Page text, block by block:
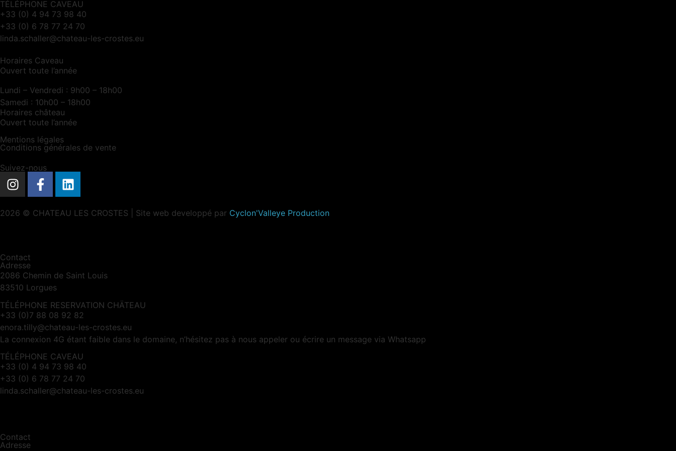
TÉLÉPHONE CAVEAU
+33 (0) 4 94 73 98 40
+33 (0) 6 78 77 24 70
linda.schaller@chateau-les-crostes.eu
Horaires Caveau
Ouvert toute l’année
Lundi – Vendredi : 9h00 – 18h00
Samedi : 10h00 – 18h00
Horaires château
Ouvert toute l’année
Mentions légales
Conditions générales de vente
Suivez-nous
2026 © CHATEAU LES CROSTES | Site web developpé par Cyclon'Valleye Production
Contact
Adresse
2086 Chemin de Saint Louis
83510 Lorgues
TÉLÉPHONE RESERVATION CHÄTEAU
+33 (0)7 88 08 92 82
enora.tilly@chateau-les-crostes.eu
La connexion 4G étant faible dans le domaine, n’hésitez pas à nous appeler ou écrire un message via Whatsapp
TÉLÉPHONE CAVEAU
+33 (0) 4 94 73 98 40
+33 (0) 6 78 77 24 70
linda.schaller@chateau-les-crostes.eu
Contact
Adresse